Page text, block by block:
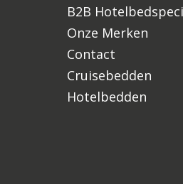
B2B
Onze Merken
Contact
Cruisebedden
Hotelbedden